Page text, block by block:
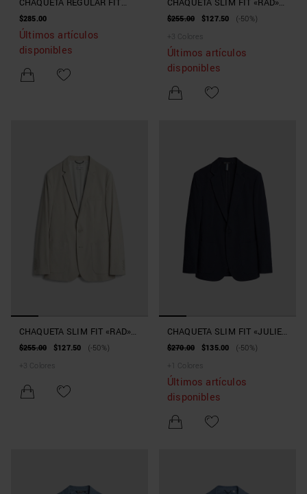
CHAQUETA REGULAR FIT
«ROXANNE» DE SATÉN
BRILLANTE
$285.00
Últimos artículos
disponibles
CHAQUETA SLIM FIT «RAD»
DE TEJIDO TÉCNICO BI-
$255.00 $127.50
(-50%)
+ 3 Colores
Últimos artículos
disponibles
CHAQUETA SLIM FIT «RAD»
DE TEJIDO TÉCNICO BI-
$255.00 $127.50
(-50%)
+ 3 Colores
CHAQUETA SLIM FIT «JULIE»
DE SEERSUCKER ONDULADO
$270.00 $135.00
(-50%)
+
Colores
Últimos artículos
disponibles